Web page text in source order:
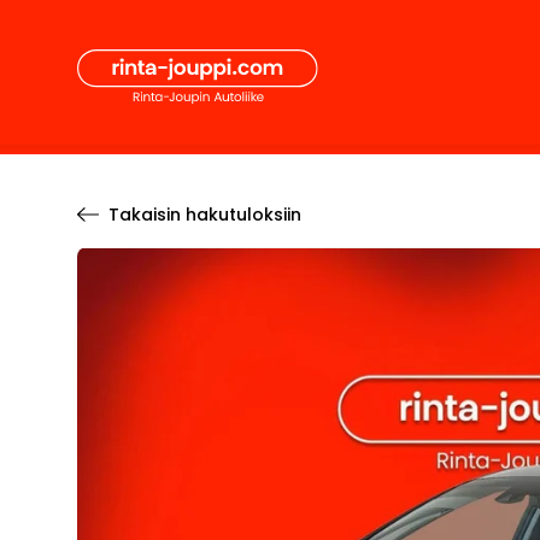
sisältöön
Takaisin hakutuloksiin